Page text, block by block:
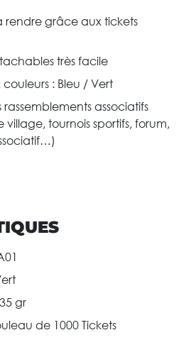
rendre grâce aux tickets
très facile
couleurs : Bleu / Vert
associatifs
village, tournois sportifs, forum,
gr
de 1000 Tickets